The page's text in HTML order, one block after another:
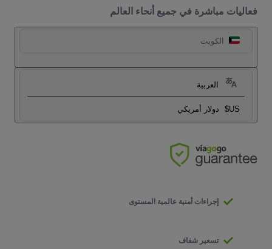
فعاليات مباشرة في جميع أنحاء العالم
الكويت
العربية
US$ دولار أمريكي
إجراءات أمنية عالمية المستوى
تسعير شفاف